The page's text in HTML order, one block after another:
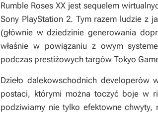
Rumble Roses XXjest sequelem
Sony PlayStation 2. Tym razem ludzie z
(głównie w dziedzinie generowania
właśnie w powiązaniu z owym
podczas prestiżowych targów Tokyo
Dzieło dalekowschodnich
postaci, którymi można toczyć boje w
podziwiamy nie tylko efektowne chwyty,